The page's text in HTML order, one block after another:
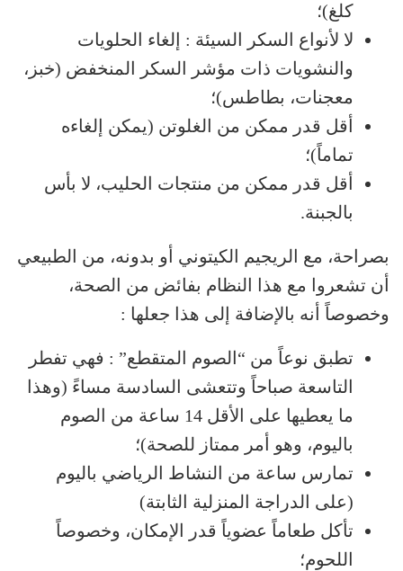
كلغ)؛
لا لأنواع السكر السيئة : إلغاء الحلويات
والنشويات ذات مؤشر السكر المنخفض (خبز،
معجنات، بطاطس)؛
أقل قدر ممكن من الغلوتن (يمكن إلغاءه
تماماً)؛
أقل قدر ممكن من منتجات الحليب، لا بأس
بالجبنة.
بصراحة، مع الريجيم الكيتوني أو بدونه، من الطبيعي
أن تشعروا مع هذا النظام بفائض من الصحة،
وخصوصاً أنه بالإضافة إلى هذا جعلها :
تطبق نوعاً من “الصوم المتقطع” : فهي تفطر
التاسعة صباحاً وتتعشى السادسة مساءً (وهذا
ما يعطيها على الأقل 14 ساعة من الصوم
باليوم، وهو أمر ممتاز للصحة)؛
تمارس ساعة من النشاط الرياضي باليوم
(على الدراجة المنزلية الثابتة)
تأكل طعاماً عضوياً قدر الإمكان، وخصوصاً
اللحوم؛